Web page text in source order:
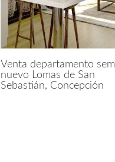
Venta departamento
nuevo Lomas de San
Sebastián, Concepción